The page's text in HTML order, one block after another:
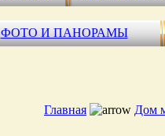
ФОТО И ПАНОРАМЫ
Главная Дом